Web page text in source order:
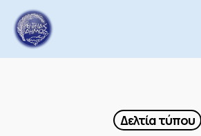
main
content
Δελτία τύπου